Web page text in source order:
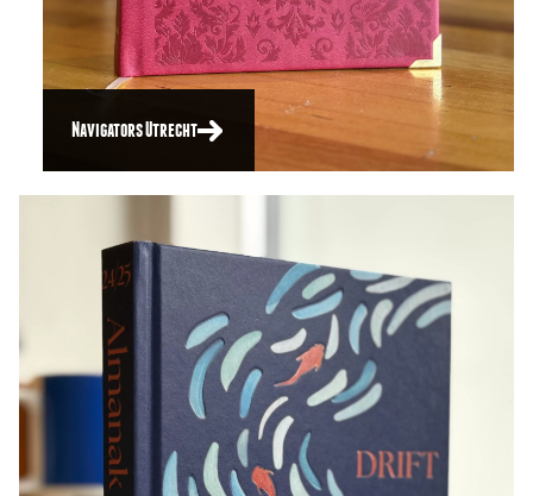
Navigators Utrecht